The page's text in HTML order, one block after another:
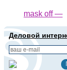
mask off —
Деловой